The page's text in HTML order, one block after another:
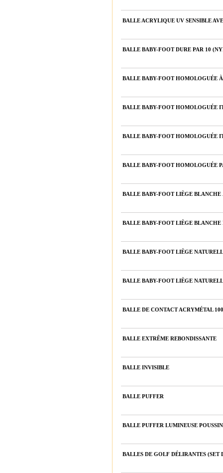
BALLE ACRYLIQUE UV SENSIBLE
BALLE BABY-FOOT DURE PAR 10
BALLE BABY-FOOT HOMOLOGUÉE
BALLE BABY-FOOT HOMOLOGUÉE
BALLE BABY-FOOT HOMOLOGUÉE
BALLE BABY-FOOT HOMOLOGUÉE
BALLE BABY-FOOT LIÈGE BLANCHE
BALLE BABY-FOOT LIÈGE BLANCHE
BALLE BABY-FOOT LIÈGE
BALLE BABY-FOOT LIÈGE
BALLE DE CONTACT ACRYMÉTAL
BALLE EXTRÊME REBONDISSANTE
BALLE INVISIBLE
BALLE PUFFER
BALLE PUFFER LUMINEUSE POUSSIN
BALLES DE GOLF DÉLIRANTES (SET